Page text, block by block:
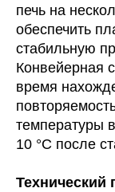
печь на
обеспечить
стабильную
Конвейерная
время
температуры
10 °C после
Технический